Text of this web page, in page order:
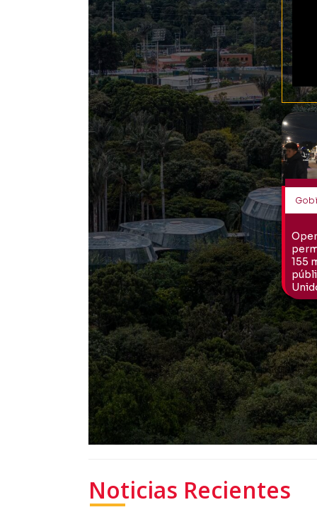
Noticias Recientes